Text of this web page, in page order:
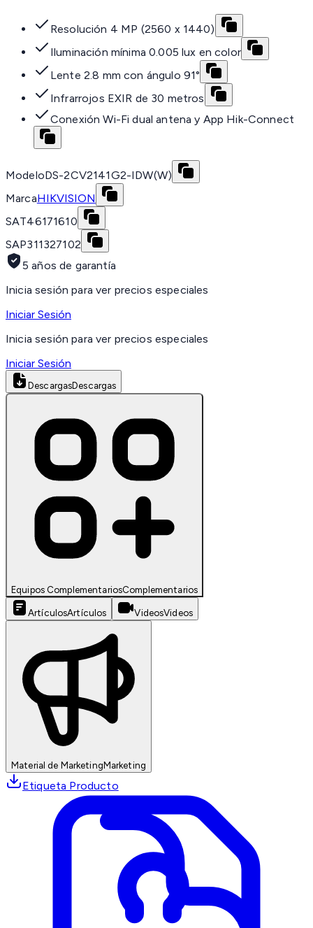
Resolución 4 MP (2560 x 1440)
Iluminación mínima 0.005 lux en color
Lente 2.8 mm con ángulo 91°
Infrarrojos EXIR de 30 metros
Conexión Wi-Fi dual antena y App Hik-Connect
ModeloDS-2CV2141G2-IDW(W)
MarcaHIKVISION
SAT46171610
SAP311327102
5 años de garantía
Inicia sesión para ver precios especiales
Iniciar Sesión
Inicia sesión para ver precios especiales
Iniciar Sesión
DescargasDescargas
Equipos ComplementariosComplementarios
ArtículosArtículos VideosVideos
Material de MarketingMarketing
Etiqueta Producto